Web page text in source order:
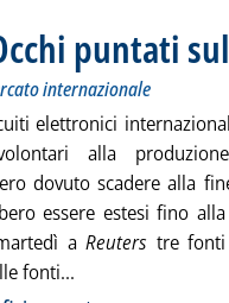
puntati
internazionale
elettronici
alla
dovuto scadere alla
essere estesi fino
aReuters tre fonti
fonti...